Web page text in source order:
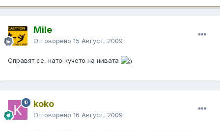
Mile
Отговорено 15 Август, 2009
Справят се, като кучето на нивата
koko
Отговорено 16 Август, 2009